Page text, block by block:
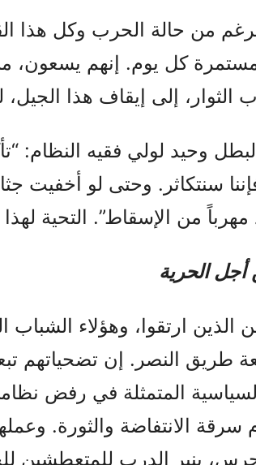
من حالة الحرب وكل هذا
كل يوم. إنهم يسعون،
الثوار، إلى إيقاف هذا
وحيد لولي فقيه النظام:
سنتكاثر. وحتى لو أخفيت
من الإسقاط”. التحية
أجل الحرية
الذين ارتقوا، وهؤلاء الشباب
طريق النصر. إن تضحياتهم
المتمثلة في رفض
الانتفاضة والثورة.
ينير الدرب للمتعطشين